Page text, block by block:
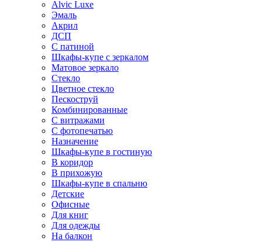
Alvic Luxe
Эмаль
Акрил
ДСП
С патиной
Шкафы-купе с зеркалом
Матовое зеркало
Стекло
Цветное стекло
Пескоструй
Комбинированные
С витражами
С фотопечатью
Назначение
Шкафы-купе в гостиную
В коридор
В прихожую
Шкафы-купе в спальню
Детские
Офисные
Для книг
Для одежды
На балкон